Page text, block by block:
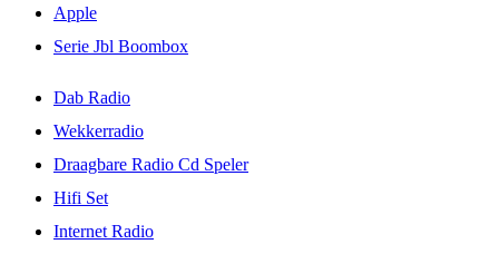
Apple
Serie Jbl Boombox
Dab Radio
Wekkerradio
Draagbare Radio Cd Speler
Hifi Set
Internet Radio